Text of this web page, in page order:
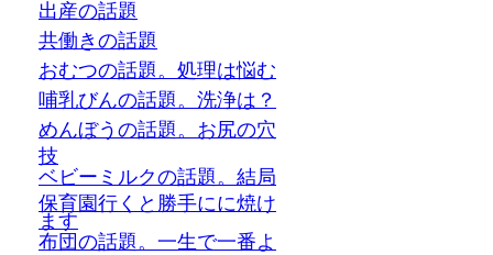
出産の話題
共働きの話題
おむつの話題。処理は悩む
哺乳びんの話題。洗浄は？
めんぼうの話題。お尻の穴
技
ベビーミルクの話題。結局
保育園行くと勝手にに焼け
ます
布団の話題。一生で一番よ